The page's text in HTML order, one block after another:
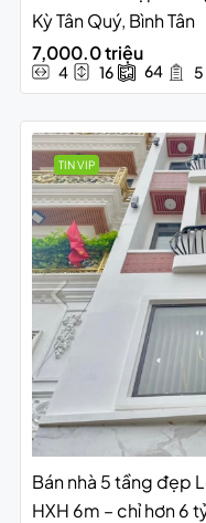
Kỳ Tân Quý, Bình Tân
7,000.0 triệu
4 16 64 5
TIN VIP
Bán nhà 5 tầng đẹp
HXH 6m – chỉ hơn 6